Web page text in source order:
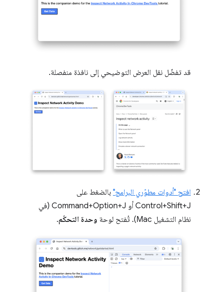
قد تفضّل نقل العرض التوضيحي إلى نافذة منفصلة.
افتح "أدوات مطوّري البرامج" بالضغط على
Control+Shift+J أو Command+Option+J (في
نظام التشغيل Mac). تُفتح لوحة
وحدة التحكّم.